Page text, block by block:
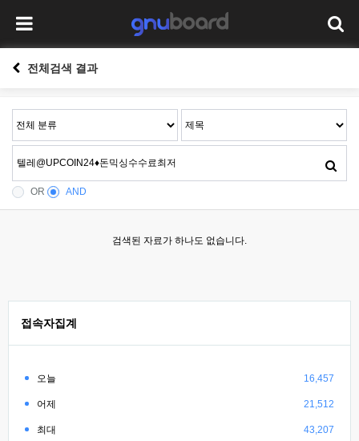
전체검색 결과
OR AND
검색된 자료가 하나도 없습니다.
접속자집계
오늘 16,457
어제 21,512
최대 43,207